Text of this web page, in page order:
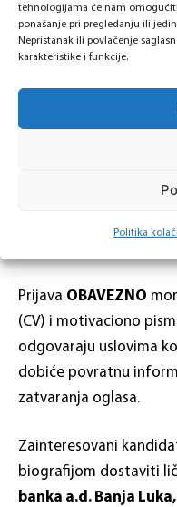
tehnologijama će nam
ponašanje pri pregledanju ili
Nepristanak ili povlačenje
karakteristike i funkcije.
Politika
finansijska primanja,
napredovanje.
usluge prilagođavamo
način rada potrebama
Gledamo dugoročno, a
Volite izazove, uživate
Prijava OBAVEZNO
(CV) i motivaciono
odgovaraju uslovima
dobiće povratnu
zatvaranja oglasa.
Zainteresovani
biografijom dostaviti
banka a.d. Banja